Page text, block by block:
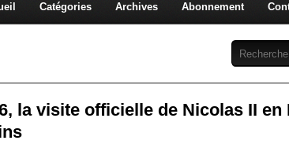
Catégories Archives Abonnement
la visite officielle de Nicolas II en